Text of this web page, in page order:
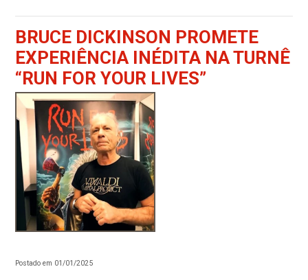
BRUCE DICKINSON PROMETE
EXPERIÊNCIA INÉDITA NA TURNÊ
“RUN FOR YOUR LIVES”
Postado em 01/01/2025